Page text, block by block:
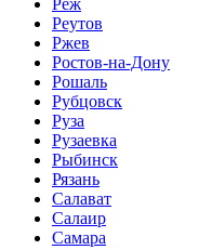
Реутов
Ржев
Ростов-на-Дону
Рошаль
Рубцовск
Руза
Рузаевка
Рыбинск
Рязань
Салават
Салаир
Самара